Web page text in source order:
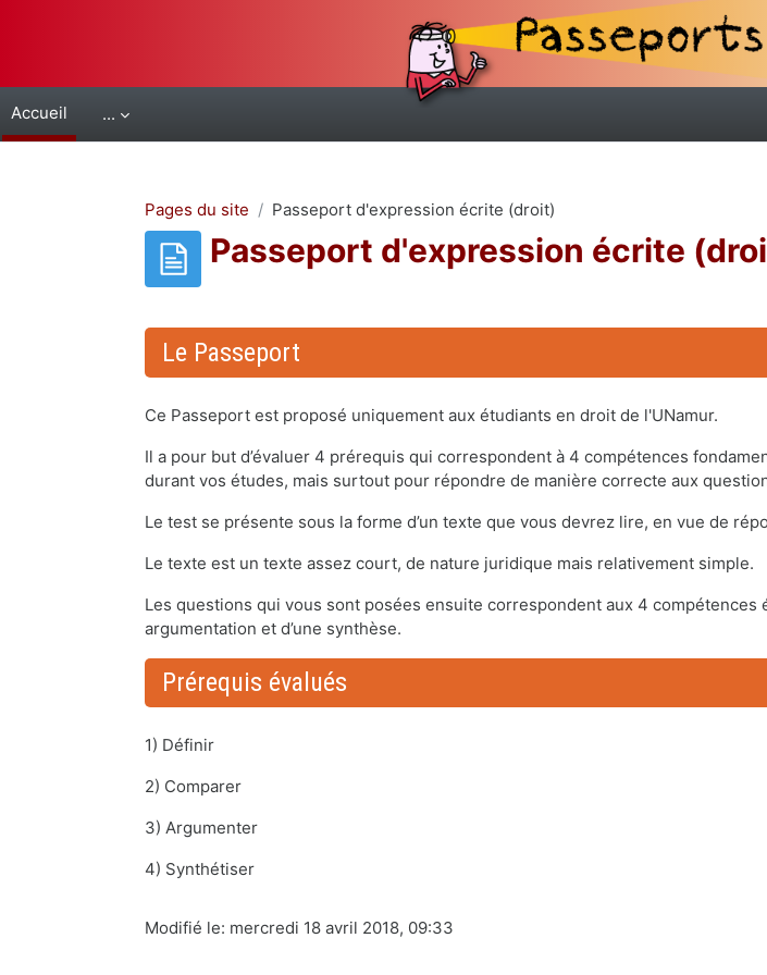
Accueil ...
Pages du site Passeport d'expression écrite (droit)
Passeport d'expression écrite
Le Passeport
Ce Passeport est proposé uniquement aux étudiants en droit de l'UNamur.
Il a pour but d’évaluer 4 prérequis qui correspondent à 4 compétences
durant vos études, mais surtout pour répondre de manière correcte aux
Le test se présente sous la forme d’un texte que vous devrez lire, en vue de
Le texte est un texte assez court, de nature juridique mais relativement simple.
Les questions qui vous sont posées ensuite correspondent aux 4 compétences
argumentation et d’une synthèse.
Prérequis évalués
1) Définir
2) Comparer
3) Argumenter
4) Synthétiser
Modifié le: mercredi 18 avril 2018, 09:33